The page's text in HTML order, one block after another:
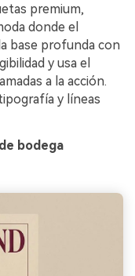
premium,
donde el
base profunda con
y usa el
a la acción.
y líneas
bodega